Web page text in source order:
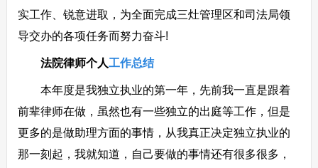
实工作、锐意进取，为全面完成三灶管理区和司法局领
导交办的各项任务而努力奋斗!
法院律师个人工作总结
本年度是我独立执业的第一年，先前我一直是跟着
前辈律师在做，虽然也有一些独立的出庭等工作，但是
更多的是做助理方面的事情，从我真正决定独立执业的
那一刻起，我就知道，自己要做的事情还有很多很多，